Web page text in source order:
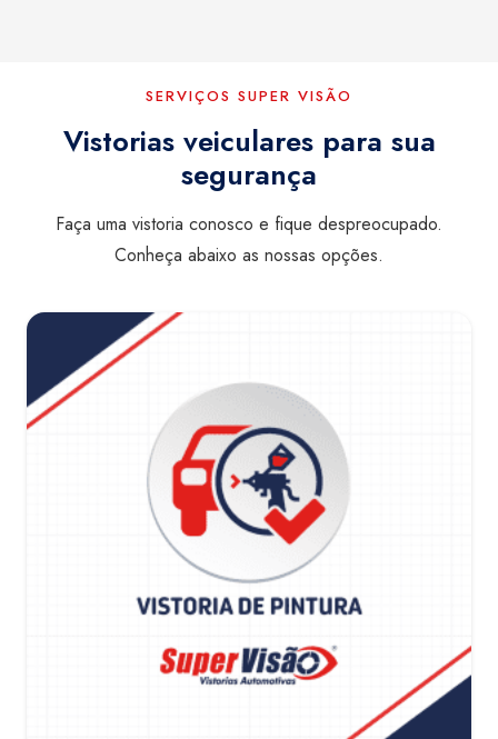
SERVIÇOS SUPER VISÃO
Vistorias veiculares para sua
segurança
Faça uma vistoria conosco e fique despreocupado.
Conheça abaixo as nossas opções.